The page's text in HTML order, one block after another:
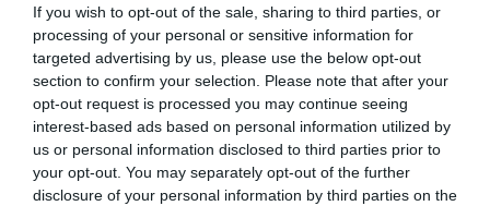
If you wish to opt-out of the sale, sharing to third parties, or
processing of your personal or sensitive information for
targeted advertising by us, please use the below opt-out
section to confirm your selection. Please note that after your
opt-out request is processed you may continue seeing
interest-based ads based on personal information utilized by
us or personal information disclosed to third parties prior to
your opt-out. You may separately opt-out of the further
disclosure of your personal information by third parties on the
erősödni tudott a főbb valutákkal szemben. A stabil, illetve
erősödő hrivnya az ukrán exportot a következő időszakban
fékezheti - írta az agrártárca.
tilalom előrejelzés